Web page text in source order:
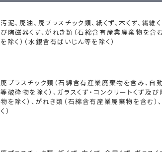
汚泥、廃油、廃プラスチック類、紙くず、木くず、繊維
び陶磁器くず、がれき類（石綿含有産業廃棄物を含
を除く）（水銀含有ばいじん等を除く）
廃プラスチック類（石綿含有産業廃棄物を含み、自動
等破砕物を除く）、ガラスくず・コンクリートくず
物を除く）、がれき類（石綿含有産業廃棄物を含む
く）